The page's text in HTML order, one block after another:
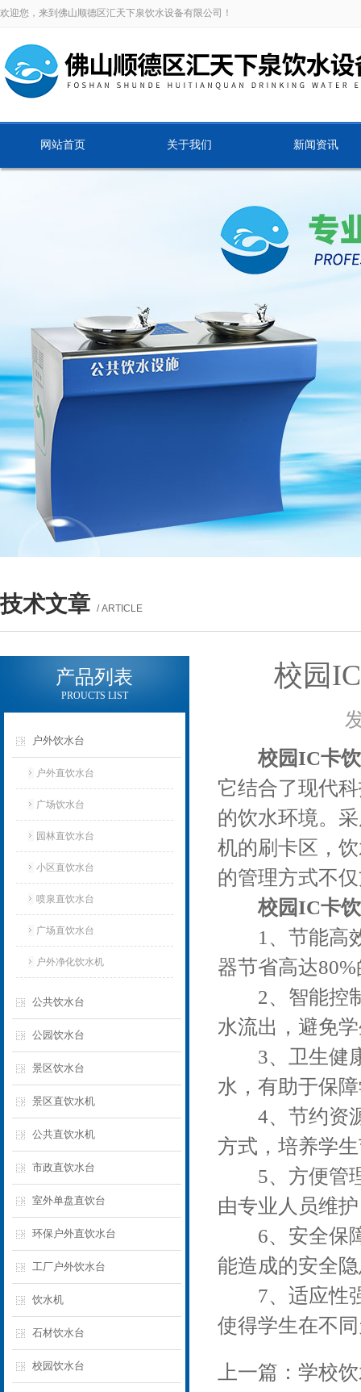
欢迎您，来到佛山顺德区汇天下泉饮水设备有限公司！
网站首页 关于我们 新闻资讯
技术文章 / ARTICLE
产品列表
PROUCTS LIST
户外饮水台
户外直饮水台
广场饮水台
园林直饮水台
小区直饮水台
喷泉直饮水台
广场直饮水台
户外净化饮水机
公共饮水台
公园饮水台
景区饮水台
景区直饮水机
公共直饮水机
市政直饮水台
室外单盘直饮台
环保户外直饮水台
工厂户外饮水台
饮水机
石材饮水台
校园饮水台
校园
校园IC卡
它结合了现代
的饮水环境。
机的刷卡区，
的管理方式不
校园IC卡
1、节能高效
器节省高达
2、智能控制
水流出，避免
3、卫生健康
水，有助于保
4、节约资源
方式，培养学
5、方便管理
由专业人员维
6、安全保障
能造成的安全
7、适应性强
使得学生在不
上一篇： 学校